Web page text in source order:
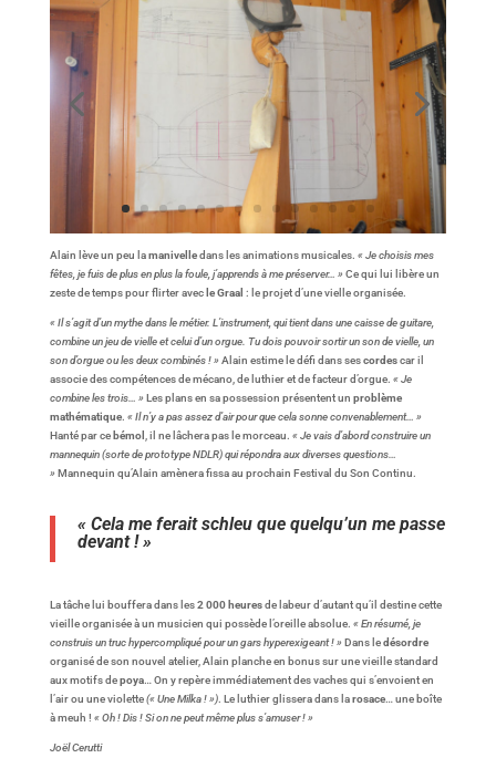
Alain lève un peu lamanivelledans les animations musicales. « Je choisis mes
fêtes, je fuis de plus en plus la foule, j’apprends à me préserver… » Ce qui lui libère un
zeste de temps pour flirter avec le Graal : le projet d’une vielle organisée.
« Il s’agit d’un mythe dans le métier. L’instrument, qui tient dans une caisse de guitare,
combine un jeu de vielle et celui d’un orgue. Tu dois pouvoir sortir un son de vielle, un
son d’orgue ou les deux combinés ! » Alain estime le défi dans sescordescar il
associe des compétences de mécano, de luthier et de facteur d’orgue. « Je
combine les trois… » Les plans en sa possession présentent un problème
mathématique. « Il n’y a pas assez d’air pour que cela sonne convenablement… »
Hanté par ce bémol , il ne lâchera pas le morceau. « Je vais d’abord construire un
mannequin (sorte de prototype NDLR) qui répondra aux diverses questions…
» Mannequin qu’Alain amènera fissa au prochain Festival du Son Continu.
« Cela me ferait schleu que quelqu’un me passe
devant ! »
La tâche lui bouffera dans les2 000 heuresde labeur d’autant qu’il destine cette
vieille organisée à un musicien qui possède l’oreille absolue. « En résumé, je
construis un truc hypercompliqué pour un gars hyperexigeant ! » Dans ledésordre
organisé de son nouvel atelier, Alain planche en bonus sur une vieille standard
aux motifs depoya… On y repère immédiatement des vaches qui s’envoient en
l’air ou une violette(« Une Milka ! »). Le luthier glissera dans larosace… une boîte
à meuh ! « Oh ! Dis ! Si on ne peut même plus s’amuser ! »
Joël Cerutti